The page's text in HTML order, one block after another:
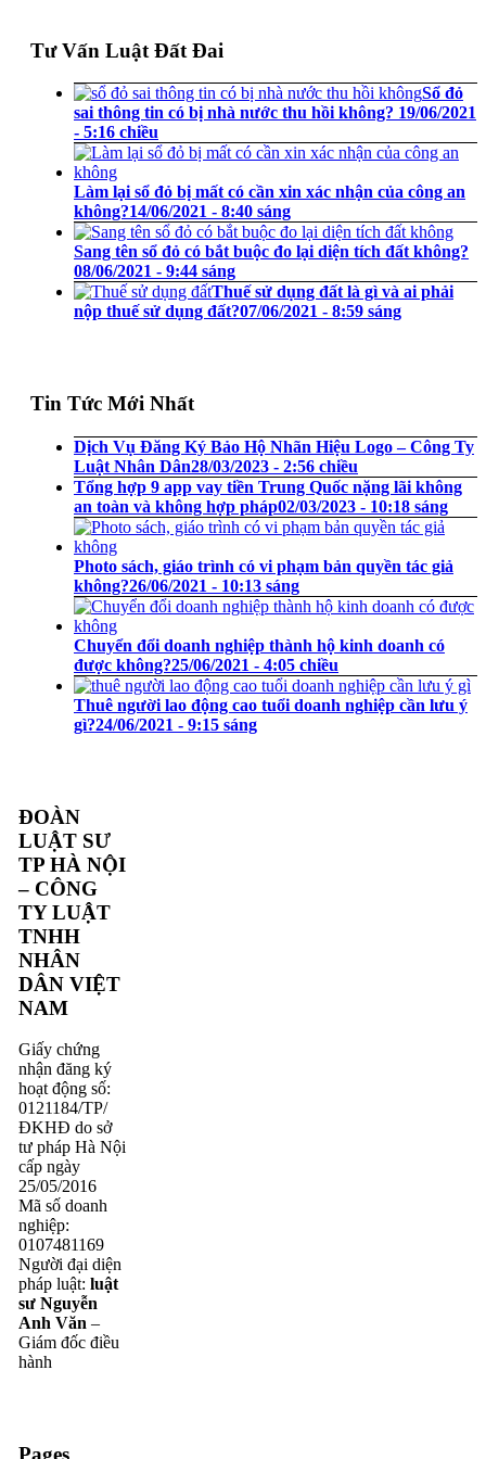
Tư Vấn Luật Đất Đai
Sổ đỏ
sai thông tin có bị nhà nước thu hồi không? 19/06/2021
- 5:16 chiều
Làm lại sổ đỏ bị mất có cần xin xác nhận của công an
không?14/06/2021 - 8:40 sáng
Sang tên sổ đỏ có bắt buộc đo lại diện tích đất không?
08/06/2021 - 9:44 sáng
Thuế sử dụng đất là gì và ai phải
nộp thuế sử dụng đất?07/06/2021 - 8:59 sáng
Tin Tức Mới Nhất
Dịch Vụ Đăng Ký Bảo Hộ Nhãn Hiệu Logo – Công Ty
Luật Nhân Dân28/03/2023 - 2:56 chiều
Tổng hợp 9 app vay tiền Trung Quốc nặng lãi không
an toàn và không hợp pháp02/03/2023 - 10:18 sáng
Photo sách, giáo trình có vi phạm bản quyền tác giả
không?26/06/2021 - 10:13 sáng
Chuyển đổi doanh nghiệp thành hộ kinh doanh có
được không?25/06/2021 - 4:05 chiều
Thuê người lao động cao tuổi doanh nghiệp cần lưu ý
gì?24/06/2021 - 9:15 sáng
ĐOÀN
LUẬT SƯ
TP HÀ NỘI
– CÔNG
TY LUẬT
TNHH
NHÂN
DÂN VIỆT
NAM
Giấy chứng
nhận đăng ký
hoạt động số:
0121184/TP/
ĐKHĐ do sở
tư pháp Hà Nội
cấp ngày
25/05/2016
Mã số doanh
nghiệp:
0107481169
Người đại diện
pháp luật: luật
sư Nguyễn
Anh Văn –
Giám đốc điều
hành
Pages